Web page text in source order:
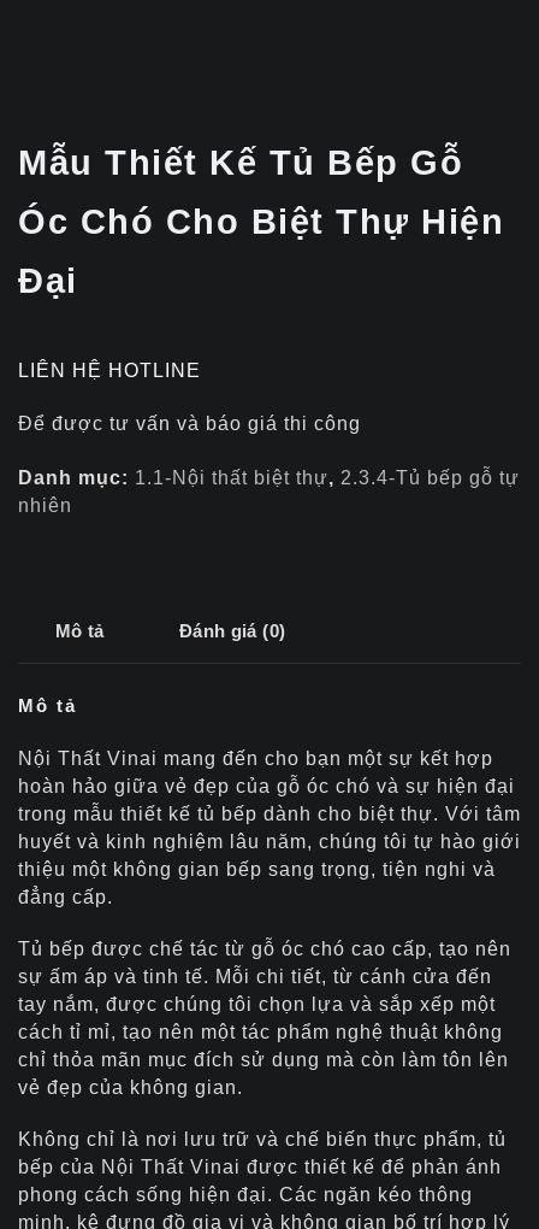
Mẫu Thiết Kế Tủ Bếp Gỗ
Óc Chó Cho Biệt Thự Hiện
Đại
LIÊN HỆ HOTLINE
Để được tư vấn và báo giá thi công
Danh mục: 1.1-Nội thất biệt thự, 2.3.4-Tủ bếp gỗ tự
nhiên
Mô tả Đánh giá (0)
Mô tả
Nội Thất Vinai mang đến cho bạn một sự kết hợp
hoàn hảo giữa vẻ đẹp của gỗ óc chó và sự hiện đại
trong mẫu thiết kế tủ bếp dành cho biệt thự. Với tâm
huyết và kinh nghiệm lâu năm, chúng tôi tự hào giới
thiệu một không gian bếp sang trọng, tiện nghi và
đẳng cấp.
Tủ bếp được chế tác từ gỗ óc chó cao cấp, tạo nên
sự ấm áp và tinh tế. Mỗi chi tiết, từ cánh cửa đến
tay nắm, được chúng tôi chọn lựa và sắp xếp một
cách tỉ mỉ, tạo nên một tác phẩm nghệ thuật không
chỉ thỏa mãn mục đích sử dụng mà còn làm tôn lên
vẻ đẹp của không gian.
Không chỉ là nơi lưu trữ và chế biến thực phẩm, tủ
bếp của Nội Thất Vinai được thiết kế để phản ánh
phong cách sống hiện đại. Các ngăn kéo thông
minh, kệ đựng đồ gia vị và không gian bố trí hợp lý